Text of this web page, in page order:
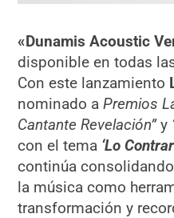
«Dunamis Acoustic
disponible en todas
Con este lanzamiento
nominado aPremios
Cantante Revelación”y
con el tema ‘Lo
continúa
la música como
transformación y